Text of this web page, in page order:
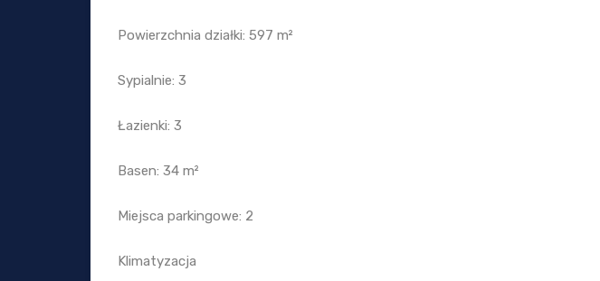
Powierzchnia działki: 597 m²
Sypialnie: 3
Łazienki: 3
Basen: 34 m²
Miejsca parkingowe: 2
Klimatyzacja